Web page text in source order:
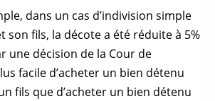
dans un cas d’indivision simple
son fils, la décote a été réduite à 5%
une décision de la Cour de
facile d’acheter un bien détenu
fils que d’acheter un bien détenu